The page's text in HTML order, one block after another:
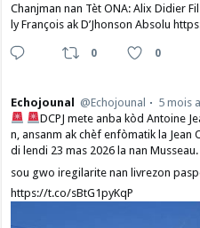
Chanjman nan Tèt ONA: Alix Didier
ly François ak D’Jhonson Absolu
0 0
Echojounal @Echojounal
5 mois
DCPJ mete anba kòd Antoine
n, ansanm ak chèf enfòmatik la Jean
di lendi 23 mas 2026 la nan
sou gwo iregilarite nan livrezon
https://t.co/sBtG1pyKqP